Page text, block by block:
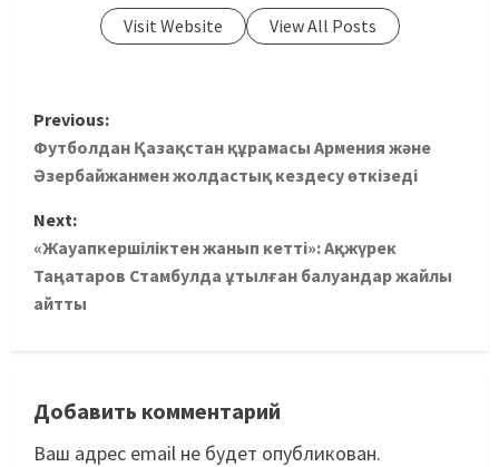
Visit Website View All Posts
Previous:
Футболдан Қазақстан құрамасы Армения және
Әзербайжанмен жолдастық кездесу өткізеді
Next:
«Жауапкершіліктен жанып кетті»: Ақжүрек
Таңатаров Стамбулда ұтылған балуандар жайлы
айтты
Добавить комментарий
Ваш адрес email не будет опубликован.